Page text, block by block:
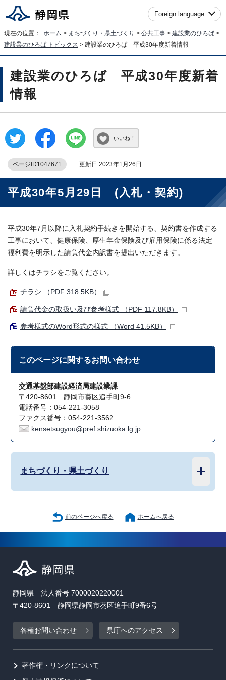
Foreign language
現在の位置： ホーム > まちづくり・県土づくり > 公共工事 > 建設業のひろば >
建設業のひろば トピックス > 建設業のひろば 平成30年度新着情報
建設業のひろば 平成30年度新着
情報
いいね！
ページID1047671 更新日 2023年1月26日
平成30年5月29日 (入札・契約)
平成30年7月以降に入札契約手続きを開始する、契約書を作成する
工事において、健康保険、厚生年金保険及び雇用保険に係る法定
福利費を明示した請負代金内訳書を提出いただきます。
詳しくはチラシをご覧ください。
チラシ （PDF 318.5KB）
請負代金の取扱い及び参考様式 （PDF 117.8KB）
参考様式のWord形式の様式 （Word 41.5KB）
このページに関するお問い合わせ
交通基盤部建設経済局建設業課
〒420-8601 静岡市葵区追手町9-6
電話番号：054-221-3058
ファクス番号：054-221-3562
kensetsugyou@pref.shizuoka.lg.jp
まちづくり・県土づくり
前のページへ戻る ホームへ戻る
静岡県 法人番号 7000020220001
〒420-8601 静岡県静岡市葵区追手町9番6号
各種お問い合わせ 県庁へのアクセス
著作権・リンクについて